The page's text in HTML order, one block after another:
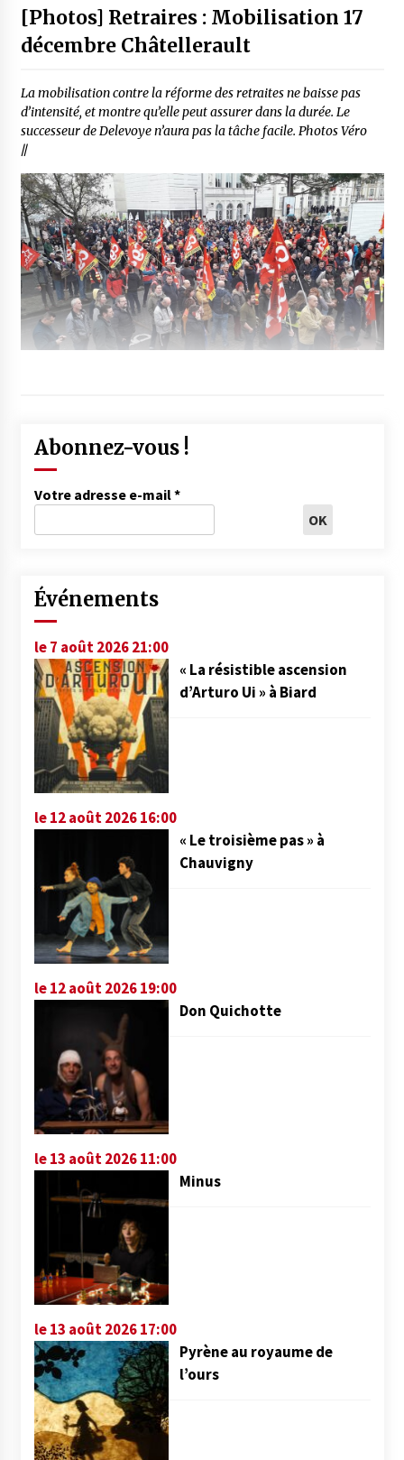
[Photos] Retraires : Mobilisation 17
décembre Châtellerault
La mobilisation contre la réforme des retraites ne baisse pas
d’intensité, et montre qu’elle peut assurer dans la durée. Le
successeur de Delevoye n’aura pas la tâche facile. Photos Véro
//
Abonnez-vous !
Votre adresse e-mail*
Événements
le 7 août 2026 21:00
« La résistible ascension
d’Arturo Ui » à Biard
le 12 août 2026 16:00
« Le troisième pas » à
Chauvigny
le 12 août 2026 19:00
Don Quichotte
le 13 août 2026 11:00
Minus
le 13 août 2026 17:00
Pyrène au royaume de
l’ours